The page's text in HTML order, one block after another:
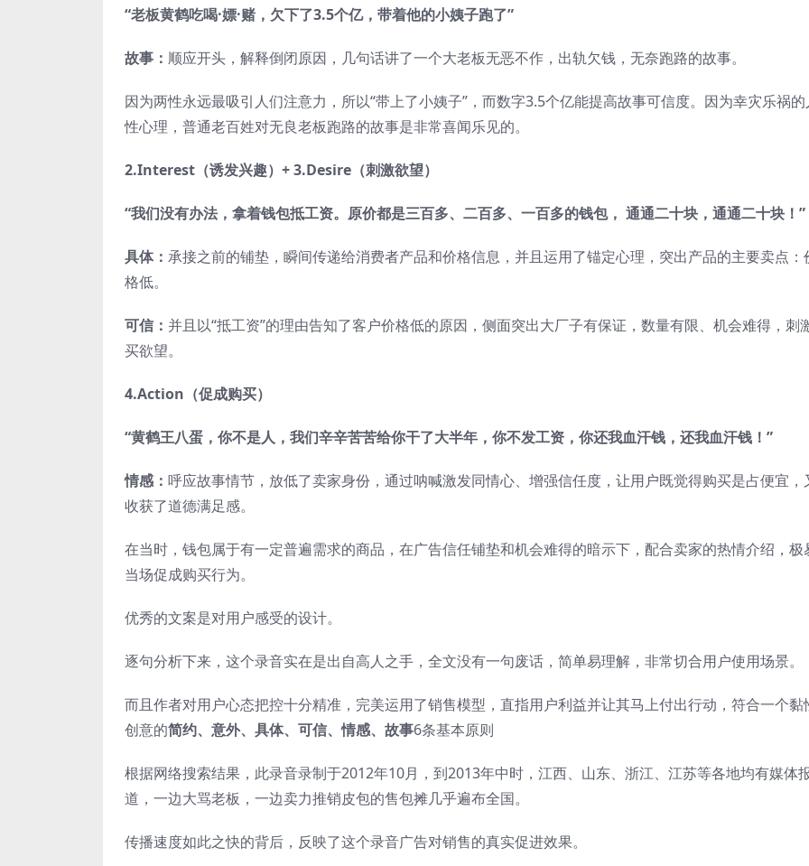
“老板黄鹤吃喝·嫖·赌，欠下了3.5个亿，带着他的小姨子跑了”
故事 ： 顺应开头，解释倒闭原因，几句话讲了一个大老板无恶不作，出轨欠钱，无奈跑路的故事。
因为两性永远最吸引人们注意力，所以“带上了小姨子”，而数字3.5个亿能提高故事可信度。因为幸灾乐祸的
性心理，普通老百姓对无良老板跑路的故事是非常喜闻乐见的。
2.Interest（诱发兴趣）+ 3.Desire（刺激欲望）
“我们没有办法，拿着钱包抵工资。原价都是三百多、二百多、一百多的钱包， 通通二十块，通通二十块！”
具体： 承接之前的铺垫，瞬间传递给消费者产品和价格信息，并且运用了锚定心理，突出产品的主要卖点：
格低。
可信： 并且以“抵工资”的理由告知了客户价格低的原因，侧面突出大厂子有保证，数量有限、机会难得，刺
买欲望。
4.Action（促成购买）
“黄鹤王八蛋，你不是人，我们辛辛苦苦给你干了大半年，你不发工资，你还我血汗钱，还我血汗钱！”
情感： 呼应故事情节，放低了卖家身份，通过呐喊激发同情心、增强信任度，让用户既觉得购买是占便宜，
收获了道德满足感。
在当时，钱包属于有一定普遍需求的商品，在广告信任铺垫和机会难得的暗示下，配合卖家的热情介绍，极
当场促成购买行为。
优秀的文案是对用户感受的设计。
逐句分析下来，这个录音实在是出自高人之手，全文没有一句废话，简单易理解，非常切合用户使用场景。
而且作者对用户心态把控十分精准，完美运用了销售模型，直指用户利益并让其马上付出行动，符合一个黏
创意的简约、意外、具体、可信、情感、故事6条基本原则
根据网络搜索结果，此录音录制于2012年10月，到2013年中时，江西、山东、浙江、江苏等各地均有媒体
道，一边大骂老板，一边卖力推销皮包的售包摊几乎遍布全国。
传播速度如此之快的背后，反映了这个录音广告对销售的真实促进效果。